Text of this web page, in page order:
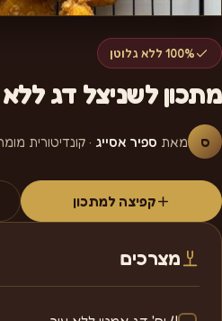
100% ללא גלוטן
מתכון לשניצל דג ללא
ס מאת ספיר אסייג · קונדיטורית
קפיצה למתכון
מצרכים